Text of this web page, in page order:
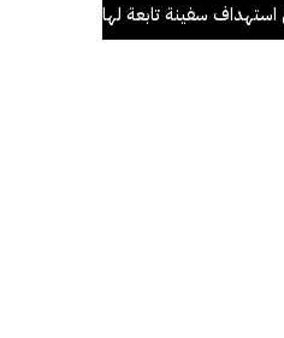
سفينة تابعة لها بصاروخ أثناء